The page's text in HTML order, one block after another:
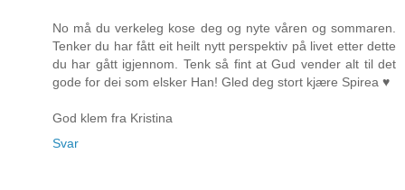
No må du verkeleg kose deg og nyte våren og sommaren.
Tenker du har fått eit heilt nytt perspektiv på livet etter dette
du har gått igjennom. Tenk så fint at Gud vender alt til det
gode for dei som elsker Han! Gled deg stort kjære Spirea ♥
God klem fra Kristina
Svar